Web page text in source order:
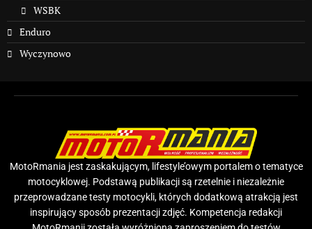
WSBK
Enduro
Wyczynowo
MotoRmania jest zaskakującym, lifestyle’owym portalem o tematyce
motocyklowej. Podstawą publikacji są rzetelnie i niezależnie
przeprowadzane testy motocykli, których dodatkową atrakcją jest
inspirujący sposób prezentacji zdjęć. Kompetencja redakcji